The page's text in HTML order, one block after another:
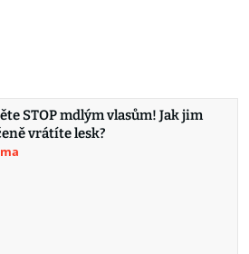
STOP mdlým vlasům! Jak jim
vrátíte lesk?